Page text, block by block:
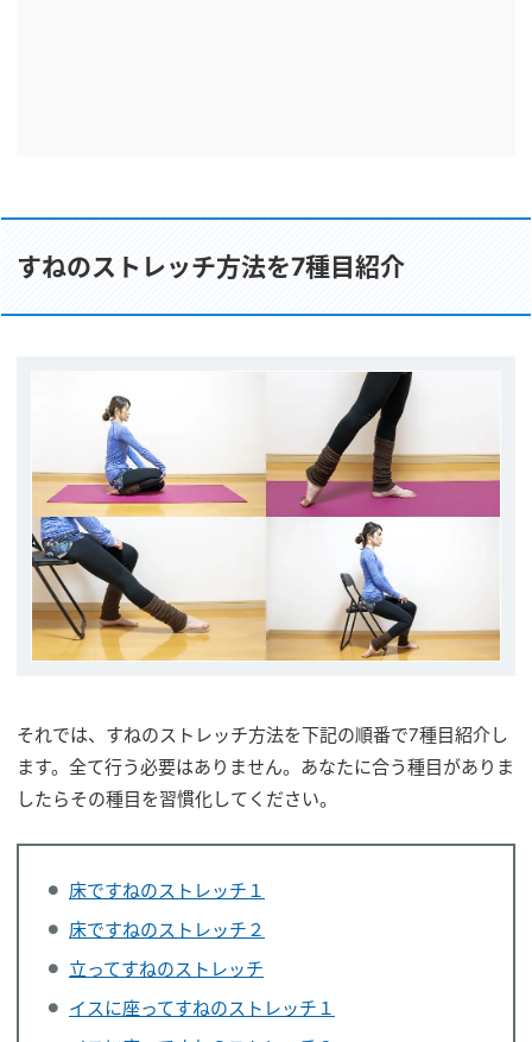
すねのストレッチ方法を7種目紹介
それでは、すねのストレッチ方法を下記の順番で7種目紹介し
ます。全て行う必要はありません。あなたに合う種目がありま
したらその種目を習慣化してください。
床ですねのストレッチ１
床ですねのストレッチ２
立ってすねのストレッチ
イスに座ってすねのストレッチ１